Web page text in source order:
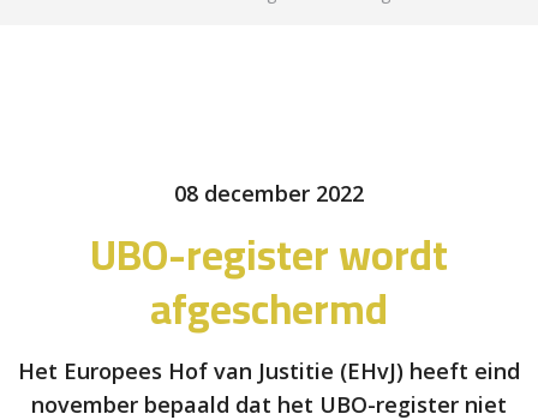
08 december 2022
UBO-register wordt
afgeschermd
Het Europees Hof van Justitie (EHvJ) heeft eind
november bepaald dat het UBO-register niet